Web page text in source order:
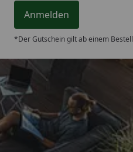
Anmelden
*Der Gutschein gilt ab einem
Trusted